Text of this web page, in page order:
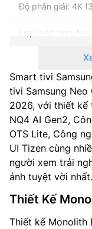
Độ phân giải: 4K
Loại màn hình:
Tần số quét: 100
DLG: 240 Hz
Hệ điều hành –
Bộ xử lý: NQ4 AI
Loại loa: 2 CH
Smart tivi
tivi Samsung
2026, với thiết kế
NQ4 AI Gen2,
OTS Lite, Công
UI Tizen cùng
người xem trải
ảnh tuyệt vời nhất.
Thiết Kế
Thiết kế Monolith